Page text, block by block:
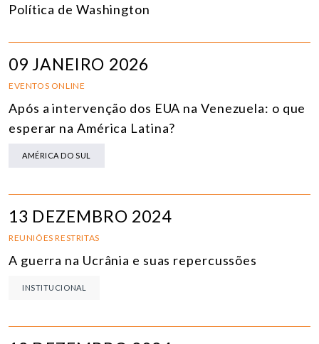
Política de Washington
09 JANEIRO 2026
EVENTOS ONLINE
Após a intervenção dos EUA na Venezuela: o que
esperar na América Latina?
AMÉRICA DO SUL
13 DEZEMBRO 2024
REUNIÕES RESTRITAS
A guerra na Ucrânia e suas repercussões
INSTITUCIONAL